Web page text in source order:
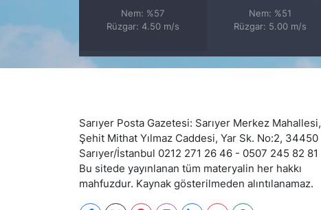
Nem: %57
Rüzgar: 4.50 m/s
Nem: %51
Rüzgar: 5.00 m/s
Sarıyer Posta Gazetesi: Sarıyer Merkez Mahallesi,
Şehit Mithat Yılmaz Caddesi, Yar Sk. No:2, 34450
Sarıyer/İstanbul 0212 271 26 46 - 0507 245 82 81
Bu sitede yayınlanan tüm materyalin her hakkı
mahfuzdur. Kaynak gösterilmeden alıntılanamaz.
TEKNOLOJİ
YAŞAM